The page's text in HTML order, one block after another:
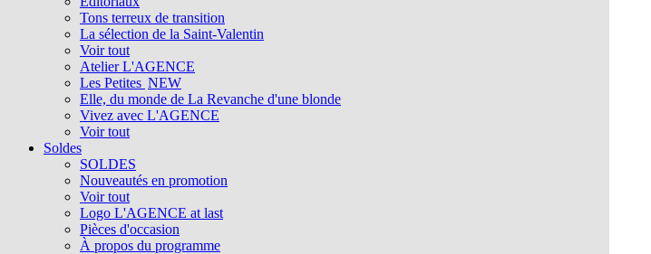
Tons terreux de transition
La sélection de la Saint-Valentin
Voir tout
Atelier L'AGENCE
Les Petites NEW
Elle, du monde de La Revanche d'une blonde
Vivez avec L'AGENCE
Voir tout
Soldes
SOLDES
Nouveautés en promotion
Voir tout
Logo L'AGENCE at last
Pièces d'occasion
À propos du programme